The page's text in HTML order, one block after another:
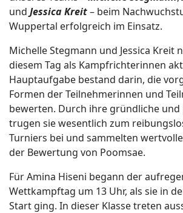
und Jessica Kreit– beim
Wuppertal erfolgreich im Einsatz.
Michelle Stegmann und Jessica Kreit
diesem Tag als Kampfrichterinnen
Hauptaufgabe bestand darin, die
Formen der Teilnehmerinnen und
bewerten. Durch ihre gründliche und
trugen sie wesentlich zum
Turniers bei und sammelten
der Bewertung von Poomsae.
Für Amina Hiseni begann der
Wettkampftag um 13 Uhr, als sie in
Start ging. In dieser Klasse treten